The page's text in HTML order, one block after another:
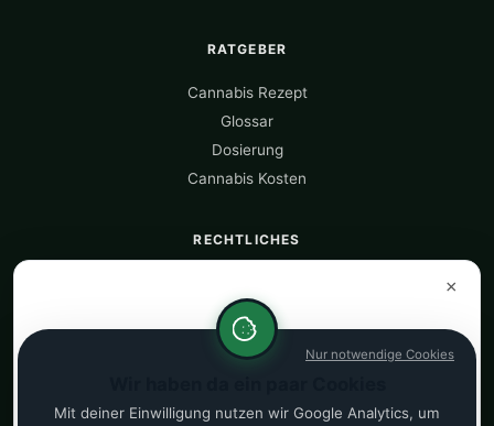
RATGEBER
Cannabis Rezept
Glossar
Dosierung
Cannabis Kosten
RECHTLICHES
Datenquellen
Datenschutz
Nur notwendige Cookies
Mit deiner Einwilligung nutzen wir Google Analytics, um
×